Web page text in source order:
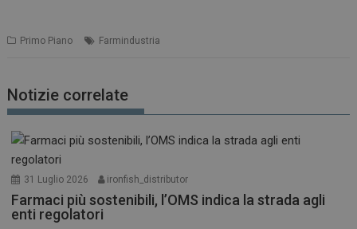
Primo Piano Farmindustria
Notizie correlate
31 Luglio 2026 ironfish_distributor
Farmaci più sostenibili, l’OMS indica la strada agli
enti regolatori